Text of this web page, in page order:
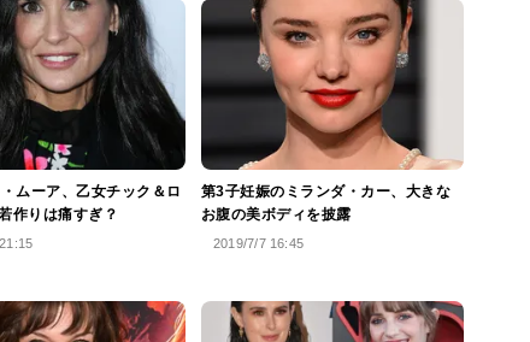
ムーア、乙女チック＆ロ
作りは痛すぎ？
第3子妊娠のミランダ・カー、大きな
お腹の美ボディを披露
2019/7/7 16:45